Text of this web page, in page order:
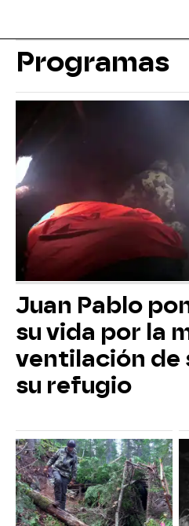
Programas
Juan Pablo
su vida por la
ventilación de
su refugio